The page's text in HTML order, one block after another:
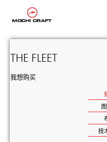
THE FLEET
我想购买
技